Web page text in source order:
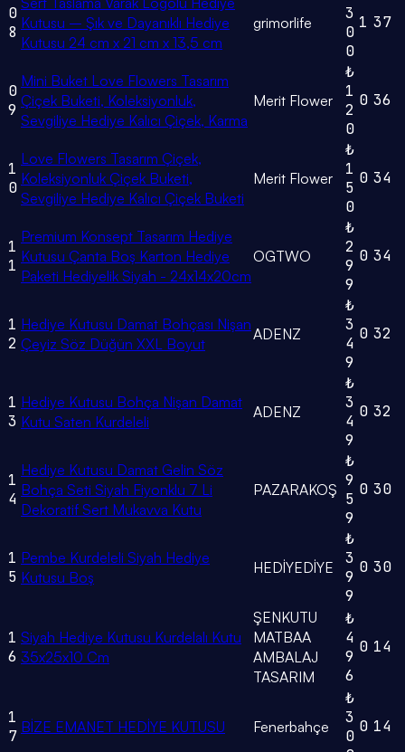
0
8 Kutusu – Şık ve Dayanıklı Hediye
Kutusu 24 cm x 21 cm x 13,5 cm
grimorlife
3
0
0
1 37
0
9
Mini Buket Love Flowers Tasarım
Çiçek Buketi, Koleksiyonluk,
Sevgiliye Hediye Kalıcı Çiçek, Karma
Merit Flower
₺
1
2
0
0 36
1
0
Love Flowers Tasarım Çiçek,
Koleksiyonluk Çiçek Buketi,
Sevgiliye Hediye Kalıcı Çiçek Buketi
Merit Flower
₺
1
5
0
0 34
1
1
Premium Konsept Tasarım Hediye
Kutusu Çanta Boş Karton Hediye
Paketi Hediyelik Siyah - 24x14x20cm
OGTWO
₺
2
9
9
0 34
1
2
Hediye Kutusu Damat Bohçası Nişan
Çeyiz Söz Düğün XXL Boyut
ADENZ
₺
3
4
9
0 32
1
3
Hediye Kutusu Bohça Nişan Damat
Kutu Saten Kurdeleli
ADENZ
₺
3
4
9
0 32
1
4
Hediye Kutusu Damat Gelin Söz
Bohça Seti Siyah Fiyonklu 7 Li
Dekoratif Sert Mukavva Kutu
PAZARAKOŞ
₺
9
5
9
0 30
1
5
Pembe Kurdeleli Siyah Hediye
Kutusu Boş
HEDİYEDİYE
₺
3
9
9
0 30
1
6
Siyah Hediye Kutusu Kurdelalı Kutu
35x25x10 Cm
ŞENKUTU
MATBAA
AMBALAJ
TASARIM
₺
4
9
6
0 14
1
7 BİZE EMANET HEDİYE KUTUSU Fenerbahçe
₺
3
0
0 14